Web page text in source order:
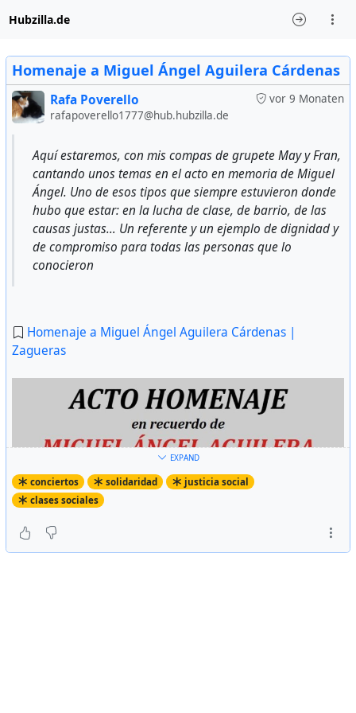
Hubzilla.de
Homenaje a Miguel Ángel Aguilera Cárdenas
vor 9 Monaten
Rafa Poverello
rafapoverello1777@hub.hubzilla.de
Aquí estaremos, con mis compas de grupete May y Fran,
cantando unos temas en el acto en memoria de Miguel
Ángel. Uno de esos tipos que siempre estuvieron donde
hubo que estar: en la lucha de clase, de barrio, de las
causas justas… Un referente y un ejemplo de dignidad y
de compromiso para todas las personas que lo
conocieron
Homenaje a Miguel Ángel Aguilera Cárdenas |
Zagueras
EXPAND
conciertos solidaridad
justicia social
clases sociales